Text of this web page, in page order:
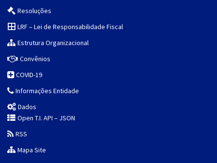
Resoluções
LRF – Lei de Responsabilidade Fiscal
Estrutura Organizacional
Convênios
COVID-19
Informações Entidade
Dados
Open T.I. API – JSON
RSS
Mapa Site